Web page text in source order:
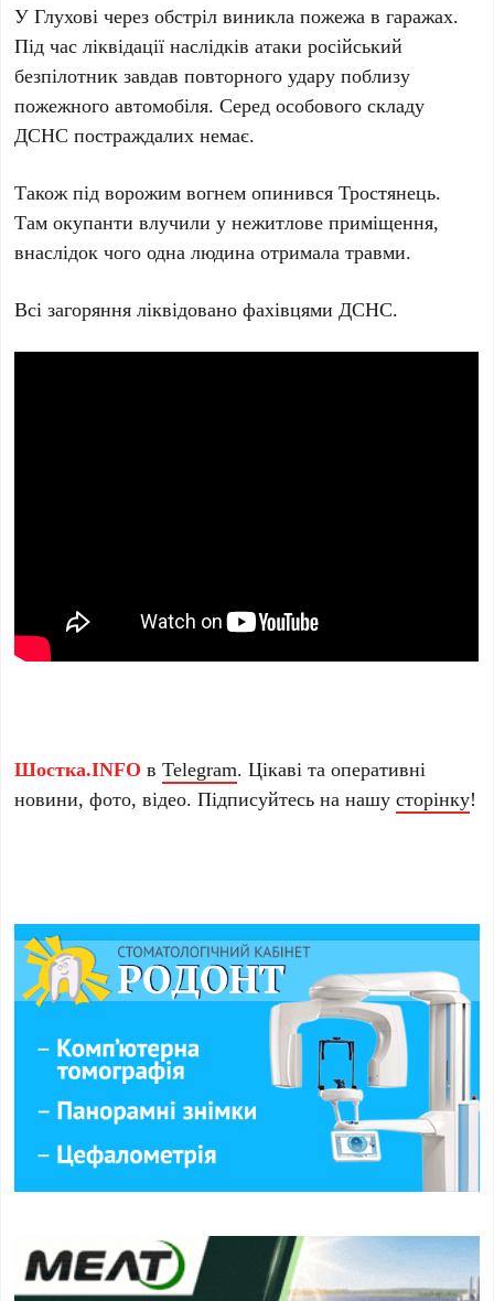
У Глухові через обстріл виникла пожежа в гаражах.
Під час ліквідації наслідків атаки російський
безпілотник завдав повторного удару поблизу
пожежного автомобіля. Серед особового складу
ДСНС постраждалих немає.
Також під ворожим вогнем опинився Тростянець.
Там окупанти влучили у нежитлове приміщення,
внаслідок чого одна людина отримала травми.
Всі загоряння ліквідовано фахівцями ДСНС.
Шостка.INFO вTelegram. Цікаві та оперативні
новини, фото, відео. Підписуйтесь на нашусторінку!